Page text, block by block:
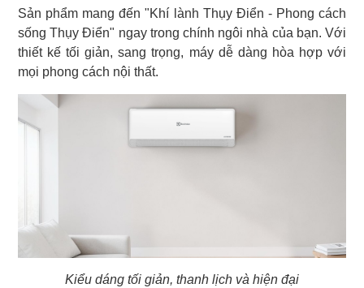
Sản phẩm mang đến "Khí lành Thụy Điển - Phong cách
sống Thụy Điển" ngay trong chính ngôi nhà của bạn. Với
thiết kế tối giản, sang trọng, máy dễ dàng hòa hợp với
mọi phong cách nội thất.
Kiểu dáng tối giản, thanh lịch và hiện đại